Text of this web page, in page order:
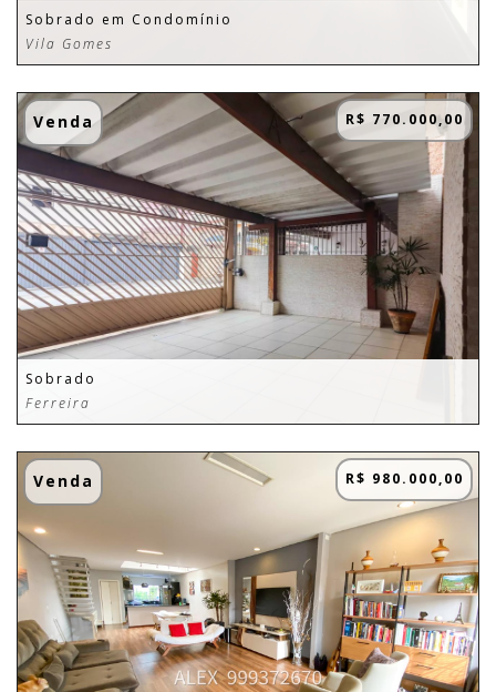
Sobrado em Condomínio
Vila Gomes
Venda R$ 770.000,00
Sobrado
Ferreira
Venda R$ 980.000,00